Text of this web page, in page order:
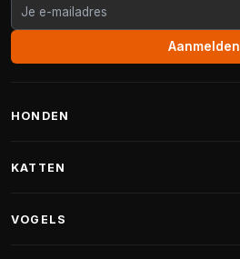
Aanmelden
HONDEN
Fantail hondenmanden
KATTEN
VOGELS